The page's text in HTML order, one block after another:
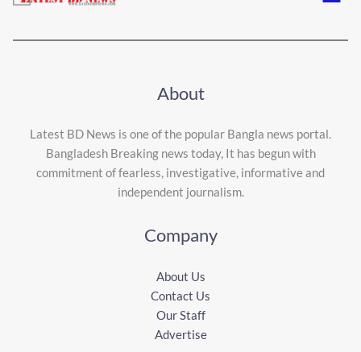
About
Latest BD News is one of the popular Bangla news portal.
Bangladesh Breaking news today, It has begun with
commitment of fearless, investigative, informative and
independent journalism.
Company
About Us
Contact Us
Our Staff
Advertise